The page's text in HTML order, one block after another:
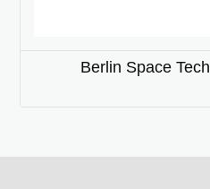
Berlin Space